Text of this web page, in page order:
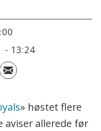
- 13:24
» høstet flere
aviser allerede før